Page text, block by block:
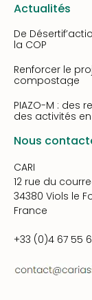
Actualités
De
la COP
Renforcer le
compostage
PIAZO-M : des
des activités
Nous
CARI
12 rue du
34380 Viols le
France
+33 (0)4 67 55